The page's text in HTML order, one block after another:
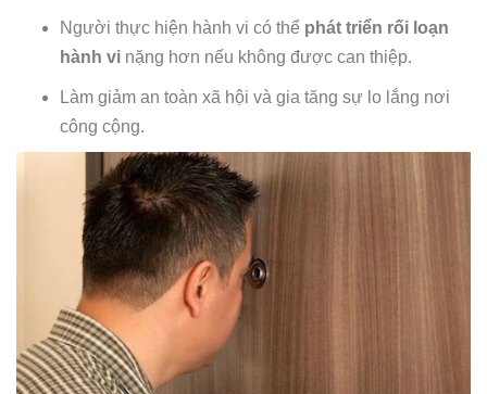
Người thực hiện hành vi có thể phát triển rối loạn
hành vi nặng hơn nếu không được can thiệp.
Làm giảm an toàn xã hội và gia tăng sự lo lắng nơi
công cộng.